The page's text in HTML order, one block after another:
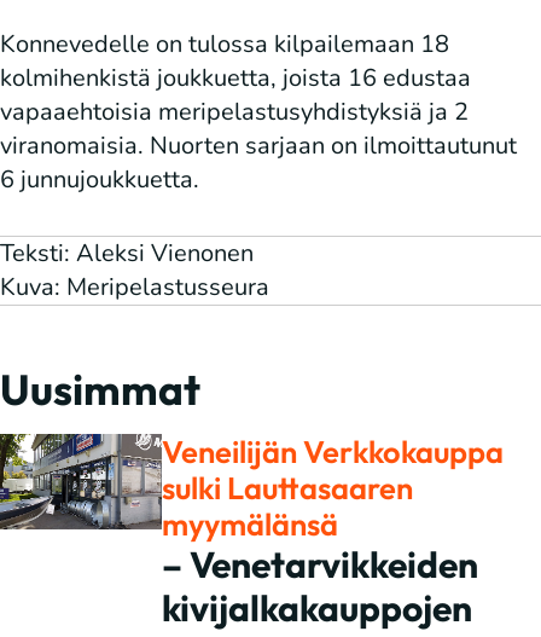
Konnevedelle on tulossa kilpailemaan 18
kolmihenkistä joukkuetta, joista 16 edustaa
vapaaehtoisia meripelastusyhdistyksiä ja 2
viranomaisia. Nuorten sarjaan on ilmoittautunut
6 junnujoukkuetta.
Teksti: Aleksi Vienonen
Kuva: Meripelastusseura
Uusimmat
Veneilijän Verkkokauppa
sulki Lauttasaaren
myymälänsä
– Venetarvikkeiden
kivijalkakauppojen